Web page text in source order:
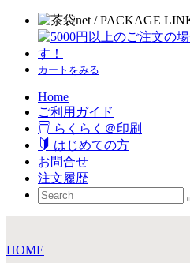
カートをみる
Home
ご利用ガイド
らくらく＠印刷
はじめての方
お問合せ
注文履歴
HOME